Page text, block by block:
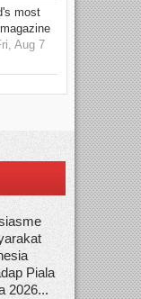
most
Aug 7
Piala
2026...